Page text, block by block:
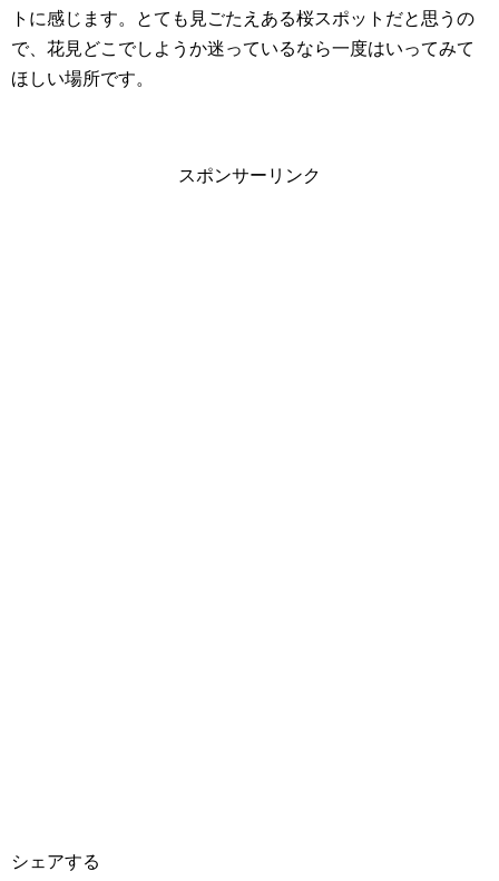
トに感じます。とても見ごたえある桜スポットだと思うの
で、花見どこでしようか迷っているなら一度はいってみて
ほしい場所です。
スポンサーリンク
シェアする